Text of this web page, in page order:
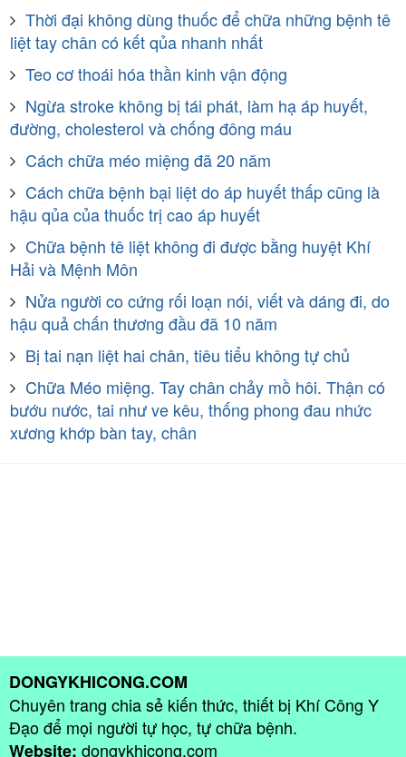
Thời đại không dùng thuốc để chữa những bệnh tê
liệt tay chân có kết qủa nhanh nhất
Teo cơ thoái hóa thần kinh vận động
Ngừa stroke không bị tái phát, làm hạ áp huyết,
đường, cholesterol và chống đông máu
Cách chữa méo miệng đã 20 năm
Cách chữa bệnh bại liệt do áp huyết thấp cũng là
hậu qủa của thuốc trị cao áp huyết
Chữa bệnh tê liệt không đi được bằng huyệt Khí
Hải và Mệnh Môn
Nửa người co cứng rối loạn nói, viết và dáng đi, do
hậu quả chấn thương đầu đã 10 năm
Bị tai nạn liệt hai chân, tiêu tiểu không tự chủ
Chữa Méo miệng. Tay chân chảy mồ hôi. Thận có
bướu nước, tai như ve kêu, thống phong đau nhức
xương khớp bàn tay, chân
DONGYKHICONG.COM
Chuyên trang chia sẻ kiến thức, thiết bị Khí Công Y
Đạo để mọi người tự học, tự chữa bệnh.
Website: dongykhicong.com